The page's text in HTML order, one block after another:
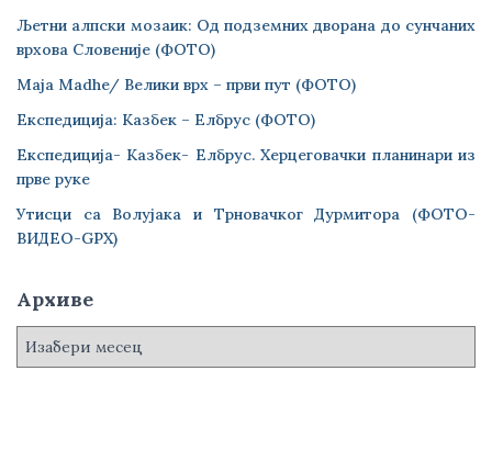
Љетни алпски мозаик: Од подземних дворана до сунчаних
врхова Словеније (ФОТО)
Maja Madhe/ Велики врх – први пут (ФОТО)
Експедиција: Казбек – Елбрус (ФОТО)
Експедиција- Казбек- Елбрус. Херцеговачки планинари из
прве руке
Утисци са Волујака и Трновачког Дурмитора (ФОТО-
ВИДЕО-GPX)
Архиве
А